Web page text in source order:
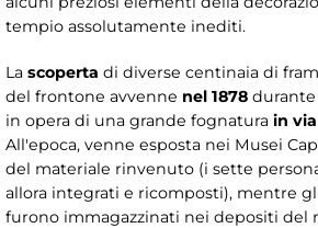
tempio assolutamente inediti.
La scoperta di diverse centinaia di
del frontone avvenne nel 1878 durante
in opera di una grande fognatura in
All'epoca, venne esposta nei Musei
del materiale rinvenuto (i sette
allora integrati e ricomposti), mentre
furono immagazzinati nei depositi del